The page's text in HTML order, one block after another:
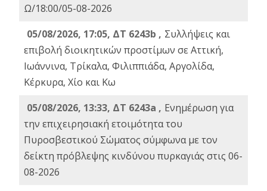
Ω/18:00/05-08-2026
05/08/2026, 17:05, ΔΤ 6243b , Συλλήψεις και
επιβολή διοικητικών προστίμων σε Αττική,
Ιωάννινα, Τρίκαλα, Φιλιππιάδα, Αργολίδα,
Κέρκυρα, Χίο και Κω
05/08/2026, 13:33, ΔΤ 6243a , Ενημέρωση για
την επιχειρησιακή ετοιμότητα του
Πυροσβεστικού Σώματος σύμφωνα με τον
δείκτη πρόβλεψης κινδύνου πυρκαγιάς στις 06-
08-2026